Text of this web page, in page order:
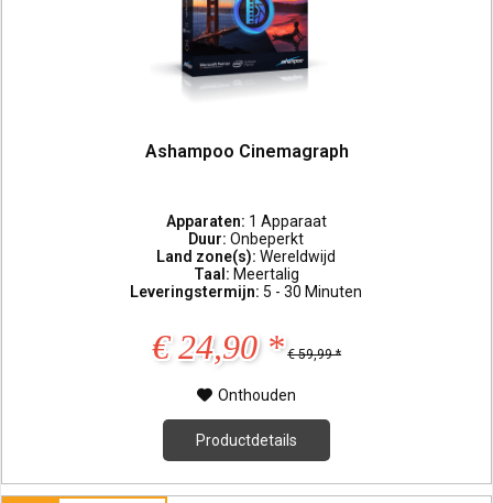
Ashampoo Cinemagraph
Apparaten: 1 Apparaat
Duur:Onbeperkt
Land zone(s):Wereldwijd
Taal: Meertalig
Leveringstermijn: 5 - 30 Minuten
€ 24,90 * € 59,99 *
Onthouden
Productdetails